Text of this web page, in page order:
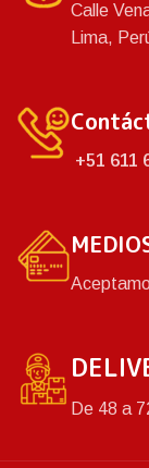
Calle
Lima,
+51 611
De 48 a